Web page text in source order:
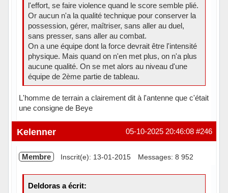
l'effort, se faire violence quand le score semble plié.
Or aucun n'a la qualité technique pour conserver la
possession, gérer, maîtriser, sans aller au duel,
sans presser, sans aller au combat.
On a une équipe dont la force devrait être l'intensité
physique. Mais quand on n'en met plus, on n'a plus
aucune qualité. On se met alors au niveau d'une
équipe de 2ème partie de tableau.
L'homme de terrain a clairement dit à l'antenne que c'était
une consigne de Beye
Hors ligne #246
05-10-2025 20:46:08
Kelenner
Membre Inscrit(e): 13-01-2015 Messages: 8 952
Deldoras a écrit: